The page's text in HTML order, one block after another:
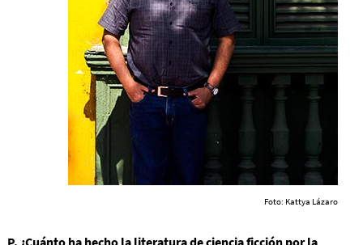
Foto: Kattya Lázaro
P. ¿Cuánto ha hecho la literatura de ciencia ficción por la